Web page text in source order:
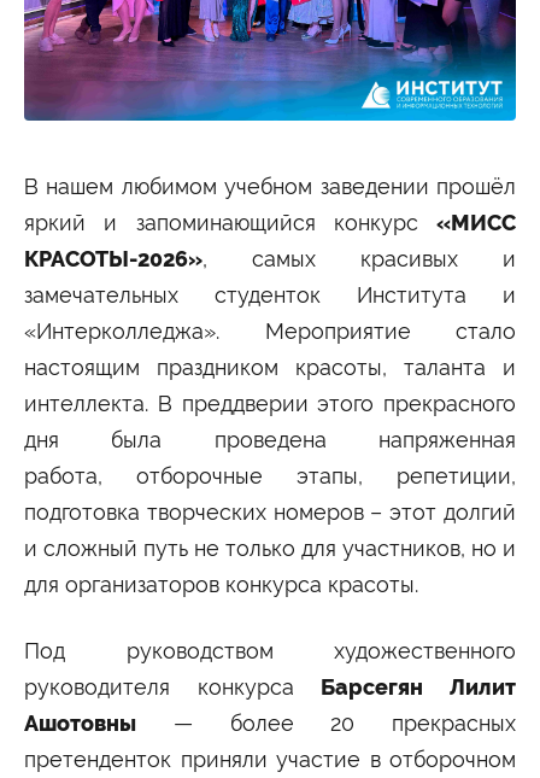
Студенту
Военно-учетный стол Миграционный учет
Библиотека
Полезные ссылки
Антиплагиат
Карта москвича
Центр правовой помощи
Статьи
Фотогалерея
Формы обучения
Очная форма обучения
Заочная форма обучения
Мероприятия
Выездные студенческие мероприятия
Университетские субботы
Контакты
+7 (495) 795-00-11 +7 (495) 795-00-10
Подписаться на нас
 
В нашем любимом учебном заведении прошёл
яркий и запоминающийся конкурс «МИСС
КРАСОТЫ-2026», самых красивых и
замечательных студенток Института и
«Интерколледжа». Мероприятие стало
настоящим праздником красоты, таланта и
интеллекта. В преддверии этого прекрасного
дня была проведена напряженная
работа, отборочные этапы, репетиции,
подготовка творческих номеров – этот долгий
и сложный путь не только для участников, но и
для организаторов конкурса красоты.
Под руководством художественного
руководителя конкурса Барсегян Лилит
Ашотовны — более 20 прекрасных
претенденток приняли участие в отборочном